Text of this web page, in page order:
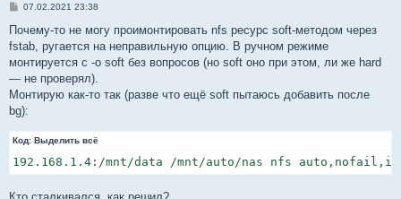
С
о
щ
е
и
е
07.02.2021 23:38
Почему-то не могу проимонтировать nfs ресурс soft-методом через
fstab, ругается на неправильную опцию. В ручном режиме
монтируется с -o soft без вопросов (но soft оно при этом, ли же hard
— не проверял).
Монтирую как-то так (разве что ещё soft пытаюсь добавить после
bg):
Код: Выделить всё
192.168.1.4:/mnt/data /mnt/auto/nas nfs